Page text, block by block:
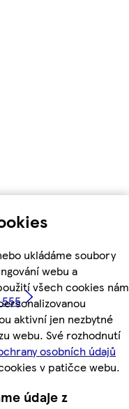
ukládáme soubory
webu a
všech cookies nám
aktivní jen nezbytné
webu. Své rozhodnutí
osobních údajů
v patičce webu.
údaje z